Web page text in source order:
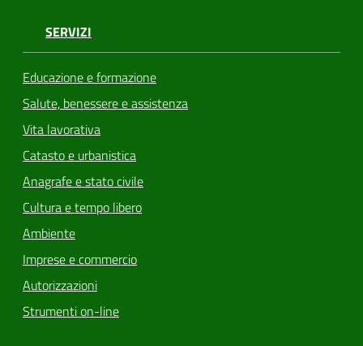
SERVIZI
Educazione e formazione
Salute, benessere e assistenza
Vita lavorativa
Catasto e urbanistica
Anagrafe e stato civile
Cultura e tempo libero
Ambiente
Imprese e commercio
Autorizzazioni
Strumenti on-line